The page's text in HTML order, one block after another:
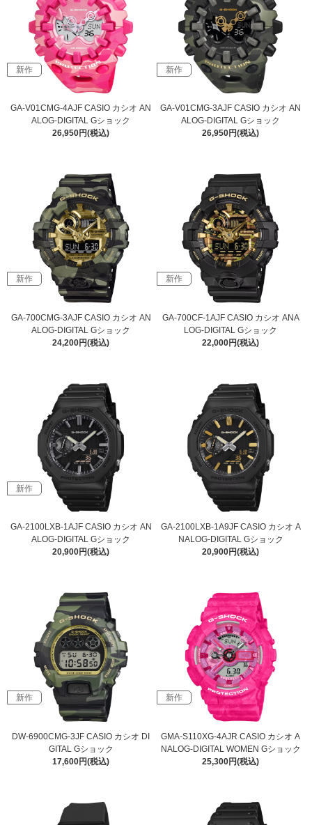
新作
GA-V01CMG-4AJF CASIO カシオ AN
ALOG-DIGITAL Gショック
26,950円(税込)
新作
GA-V01CMG-3AJF CASIO カシオ AN
ALOG-DIGITAL Gショック
26,950円(税込)
新作
GA-700CMG-3AJF CASIO カシオ AN
ALOG-DIGITAL Gショック
24,200円(税込)
新作
GA-700CF-1AJF CASIO カシオ ANA
LOG-DIGITAL Gショック
22,000円(税込)
新作
GA-2100LXB-1AJF CASIO カシオ AN
ALOG-DIGITAL Gショック
20,900円(税込)
GA-2100LXB-1A9JF CASIO カシオ A
NALOG-DIGITAL Gショック
20,900円(税込)
新作
DW-6900CMG-3JF CASIO カシオ DI
GITAL Gショック
17,600円(税込)
新作
GMA-S110XG-4AJR CASIO カシオ A
NALOG-DIGITAL WOMEN Gショック
25,300円(税込)